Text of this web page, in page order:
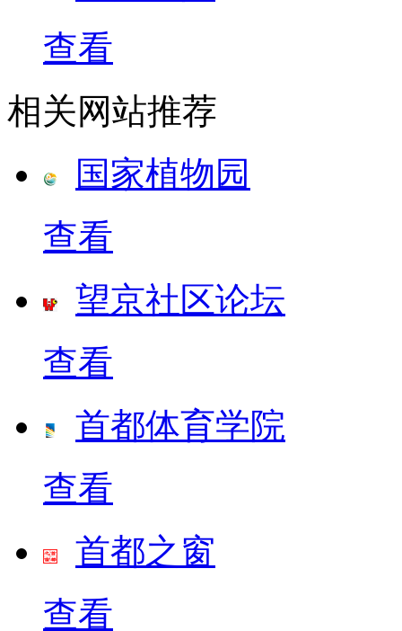
查看
相关网站推荐
国家植物园
查看
望京社区论坛
查看
首都体育学院
查看
首都之窗
查看